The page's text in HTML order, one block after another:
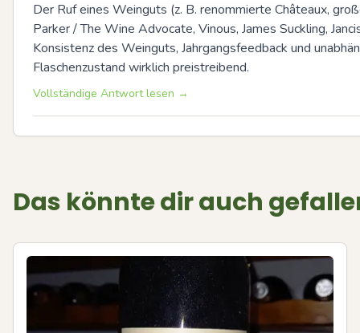
Der Ruf eines Weinguts (z. B. renommierte Châteaux,
Parker / The Wine Advocate, Vinous, James Suckling,
Konsistenz des Weinguts, Jahrgangsfeedback und
Flaschenzustand wirklich preistreibend.
Vollständige Antwort lesen →
Das könnte dir auch